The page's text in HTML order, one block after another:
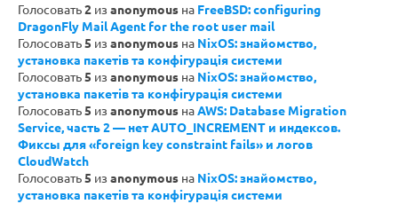
Голосовать2 из anonymous на FreeBSD: configuring
DragonFly Mail Agent for the root user mail
Голосовать5 из anonymous на NixOS: знайомство,
установка пакетів та конфігурація системи
Голосовать5 из anonymous на NixOS: знайомство,
установка пакетів та конфігурація системи
Голосовать5 из anonymous наAWS: Database Migration
Service, часть 2 — нет AUTO_INCREMENT и индексов.
Фиксы для «foreign key constraint fails» и логов
CloudWatch
Голосовать5 из anonymous на NixOS: знайомство,
установка пакетів та конфігурація системи